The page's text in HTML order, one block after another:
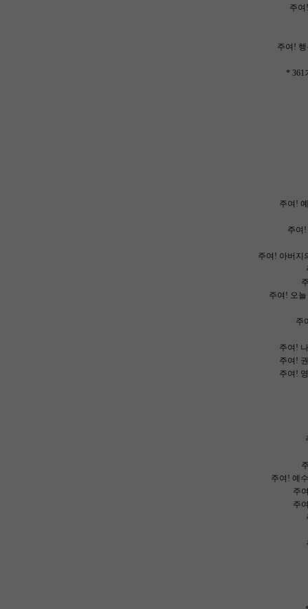
주여!
주여! 행
* 361
주여!
주여
주여! 아버지
주여! 오
주
주여!
주여!
주여!
주여! 예
주
주